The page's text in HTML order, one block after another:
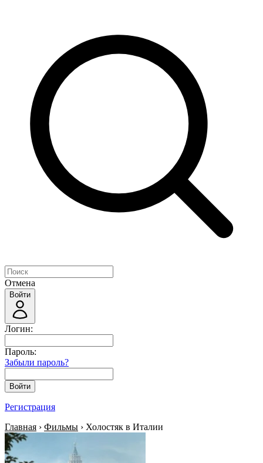
Отмена
Войти
Логин:
Пароль:
Забыли пароль?
Войти
Регистрация
Главная › Фильмы › Холостяк в Италии